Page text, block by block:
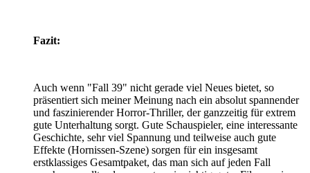
Fazit:
Auch wenn "Fall 39" nicht gerade viel Neues bietet, so
präsentiert sich meiner Meinung nach ein absolut spannender
und faszinierender Horror-Thriller, der ganzzeitig für extrem
gute Unterhaltung sorgt. Gute Schauspieler, eine interessante
Geschichte, sehr viel Spannung und teilweise auch gute
Effekte (Hornissen-Szene) sorgen für ein insgesamt
erstklassiges Gesamtpaket, das man sich auf jeden Fall